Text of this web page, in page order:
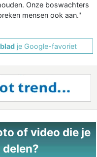
Onze boswachters
mensen ook aan."
je Google-favoriet
of video die je